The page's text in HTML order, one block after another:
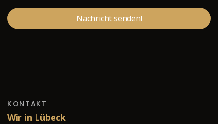
Nachricht senden!
KONTAKT
Wir in Lübeck